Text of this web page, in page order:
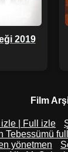
2019
Film
| Full izle
Tebessümü
yönetmen